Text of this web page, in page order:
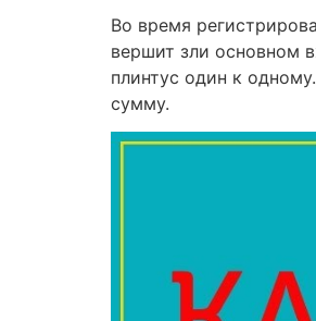
Во время
вершит зли основном
плинтус один к
сумму.